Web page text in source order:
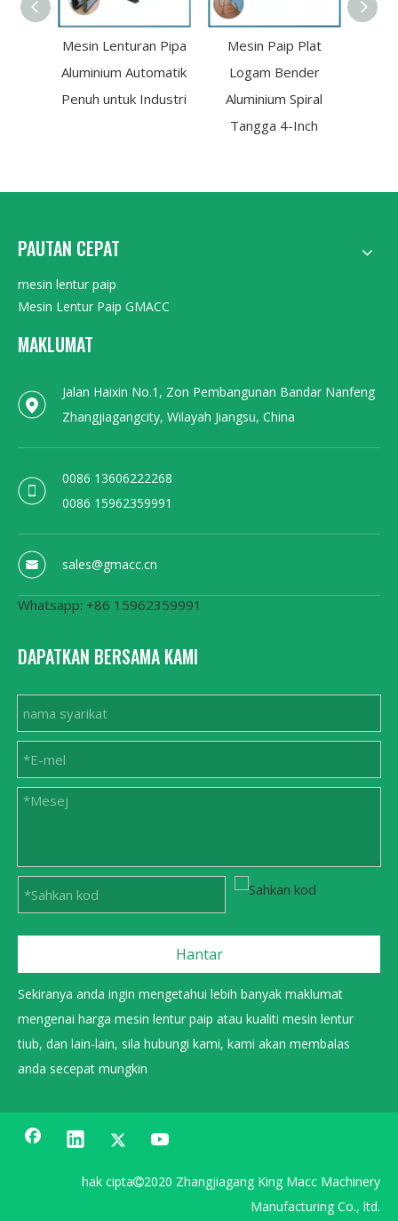
Mesin Lenturan Pipa
Aluminium Automatik
Penuh untuk Industri
Mesin Paip Plat
Logam Bender
Aluminium Spiral
Tangga 4-Inch
PAUTAN CEPAT
mesin lentur paip
Mesin Lentur Paip GMACC
MAKLUMAT
Jalan Haixin No.1, Zon Pembangunan Bandar Nanfeng
Zhangjiagangcity, Wilayah Jiangsu, China
0086 13606222268
0086 15962359991
sales@gmacc.cn
Whatsapp: +86 15962359991
DAPATKAN BERSAMA KAMI
Hantar
Sekiranya anda ingin mengetahui lebih banyak maklumat
mengenai harga mesin lentur paip atau kualiti mesin lentur
tiub, dan lain-lain, sila hubungi kami, kami akan membalas
anda secepat mungkin
hak cipta2020 Zhangjiagang King Macc Machinery
Manufacturing Co., ltd.